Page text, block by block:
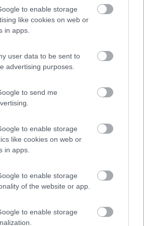
to enable storage
like cookies on web or
in apps.
user data to be sent to
advertising purposes.
to send me
to enable storage
like cookies on web or
in apps.
to enable storage
of the website or app.
to enable storage
alle:16:38:21
da rete quando la tensione sulla
valore.
a parte, ma quello puoi scoprirlo solo
c'e' (il caricabatteria a parte) , la
col motore od un eventuale pannello
devi aspettare che te lo dica
pannello.